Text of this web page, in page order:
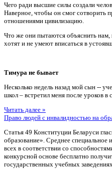
Чего ради высшие силы создали
Наверное, чтобы он смог сотворить
отношениями цивилизацию.
Что же они пытаются объяснить
хотят и не умеют вписаться в
Тимура не бывает
Несколько недель назад мой сын --
школ – встретил меня после уроков
Читать далее »
Право людей с инвалидностью на
Статья 49 Конституции Беларуси
образование». Среднее специальное
всех в соответствии со
конкурсной основе бесплатно
государственных учебных